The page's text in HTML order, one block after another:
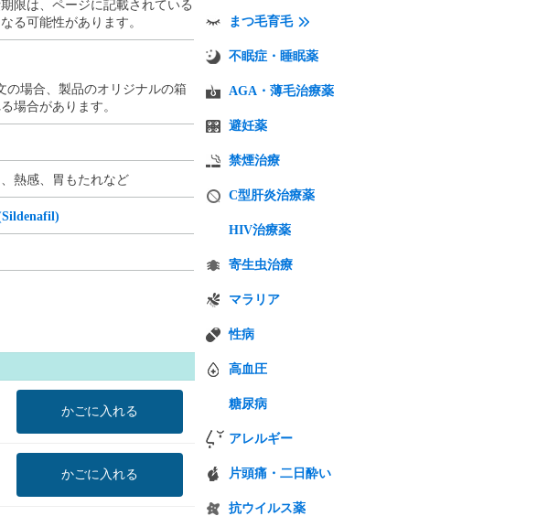
限は、ページに記載されている
る可能性があります。
の場合、製品のオリジナルの箱
場合があります。
熱感、胃もたれなど
かごに入れる
かごに入れる
まつ毛育毛
不眠症・睡眠薬
AGA・薄毛治療薬
避妊薬
禁煙治療
C型肝炎治療薬
HIV治療薬
寄生虫治療
マラリア
性病
高血圧
糖尿病
アレルギー
片頭痛・二日酔い
抗ウイルス薬